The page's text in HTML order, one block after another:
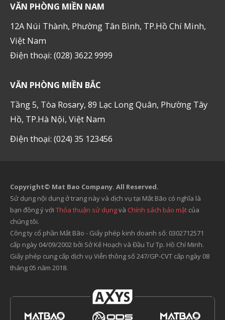
VĂN PHÒNG MIỀN NAM
12A Núi Thành, Phường Tân Bình, TP.Hồ Chí Minh,
Việt Nam
Điện thoại: (028) 3622 9999
VĂN PHÒNG MIỀN BẮC
Tầng 5, Tòa Rosary, 89 Lạc Long Quân, Phường Tây
Hồ, TP.Hà Nội, Việt Nam
Điện thoại: (024) 35 123456
Copyright© Mat Bao Company. All Reserved.
Sử dụng nội dung ở trang này và dịch vụ tại Mắt Bão có nghĩa là
bạn đồng ý với Thỏa thuận sử dụngvà Chính sách bảo mật của
chúng tôi.
Công ty cổ phần Mắt Bão - Giấy phép kinh doanh số: 0302712571
cấp ngày 04/09/2002 bởi Sở Kế Hoạch và Đầu Tư Tp. Hồ Chí Minh.
Giấy phép cung cấp dịch vụ Viễn thông số 247/GP-CVT cấp ngày 08
tháng 05 năm 2018.